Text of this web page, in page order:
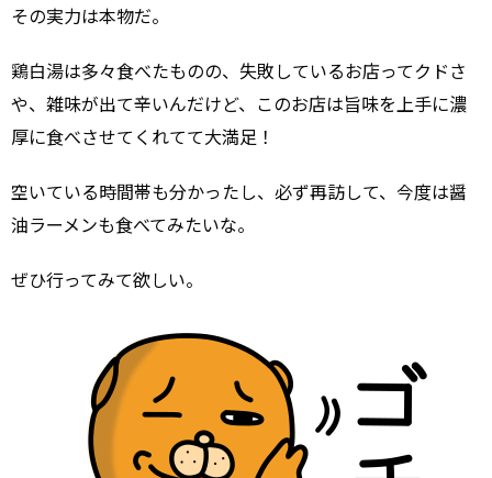
その実力は本物だ。
鶏白湯は多々食べたものの、失敗しているお店ってクドさ
や、雑味が出て辛いんだけど、このお店は旨味を上手に濃
厚に食べさせてくれてて大満足！
空いている時間帯も分かったし、必ず再訪して、今度は醤
油ラーメンも食べてみたいな。
ぜひ行ってみて欲しい。